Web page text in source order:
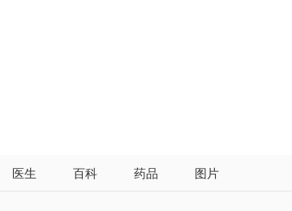
医生 百科 药品 图片